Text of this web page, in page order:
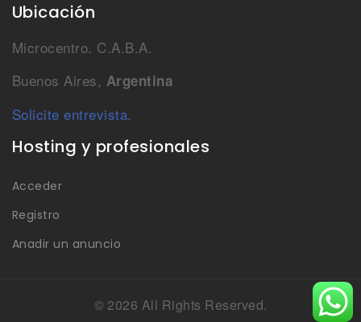
Ubicación
Microcentro. C.A.B.A.
Buenos Aires, Argentina
Solicite entrevista.
Hosting y profesionales
Acceder
Registro
Anadir un anuncio
© 2026 All Rights Reserved.